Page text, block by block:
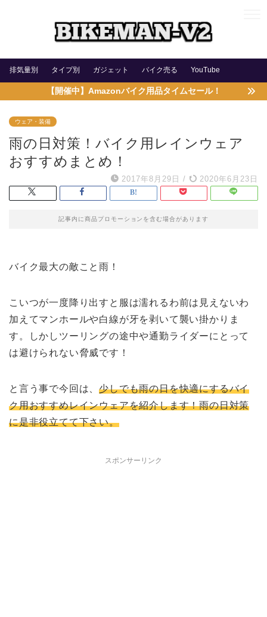
排気量別 タイプ別 ガジェット バイク売る YouTube
【開催中】Amazonバイク用品タイムセール！
ウェア・装備
雨の日対策！バイク用レインウェア
おすすめまとめ！
2017年8月29日 / 2020年6月23日
記事内に商品プロモーションを含む場合があります
バイク最大の敵こと雨！
こいつが一度降り出すと服は濡れるわ前は見えないわ
加えてマンホールや白線が牙を剥いて襲い掛かりま
す。しかしツーリングの途中や通勤ライダーにとって
は避けられない脅威です！
と言う事で今回は、少しでも雨の日を快適にするバイ
ク用おすすめレインウェアを紹介します！雨の日対策
に是非役立てて下さい。
スポンサーリンク